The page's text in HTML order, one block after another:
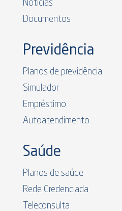
Notícias
Documentos
Previdência
Planos de previdência
Simulador
Empréstimo
Autoatendimento
Saúde
Planos de saúde
Rede Credenciada
Teleconsulta